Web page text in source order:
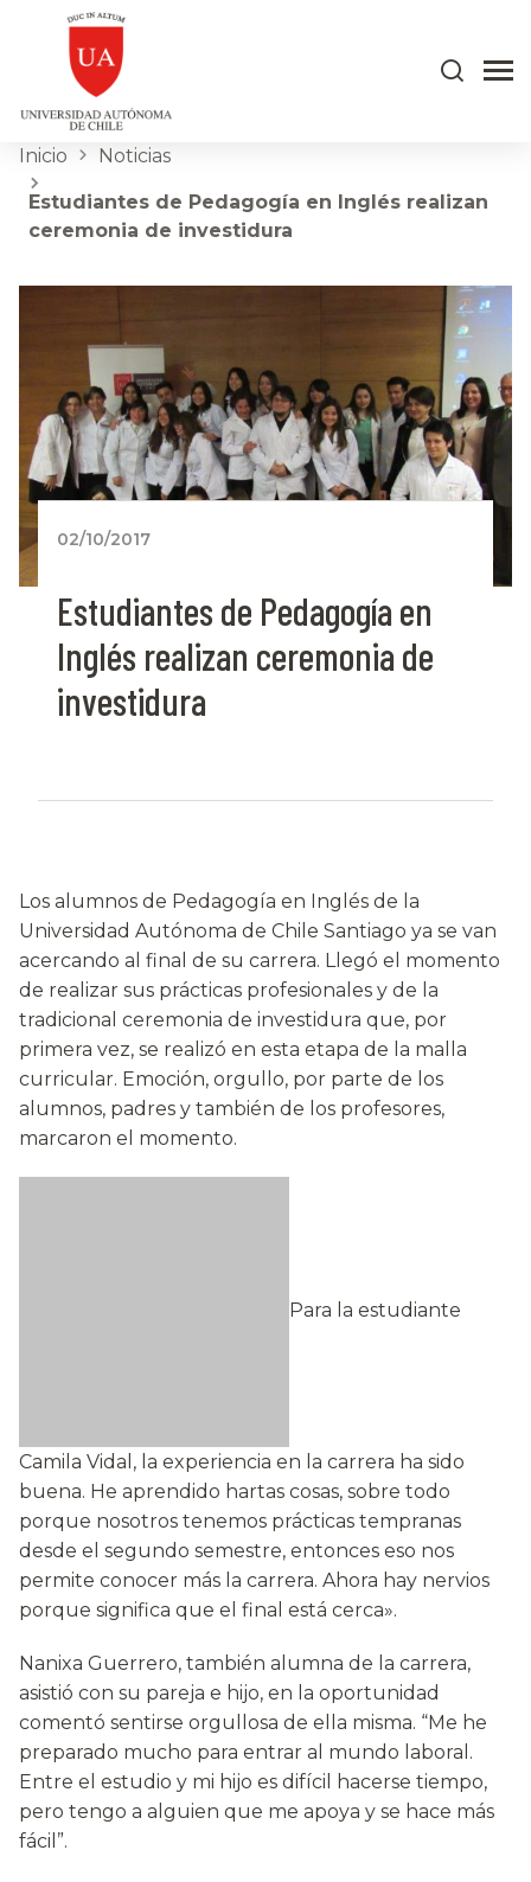
Inicio Noticias
Estudiantes de Pedagogía en Inglés realizan
ceremonia de investidura
02/10/2017
Estudiantes de Pedagogía en
Inglés realizan ceremonia de
investidura
Los alumnos de Pedagogía en Inglés de la
Universidad Autónoma de Chile Santiago ya se van
acercando al final de su carrera. Llegó el momento
de realizar sus prácticas profesionales y de la
tradicional ceremonia de investidura que, por
primera vez, se realizó en esta etapa de la malla
curricular. Emoción, orgullo, por parte de los
alumnos, padres y también de los profesores,
marcaron el momento.
Para la estudiante
Camila Vidal, la experiencia en la carrera ha sido
buena. He aprendido hartas cosas, sobre todo
porque nosotros tenemos prácticas tempranas
desde el segundo semestre, entonces eso nos
permite conocer más la carrera. Ahora hay nervios
porque significa que el final está cerca».
Nanixa Guerrero, también alumna de la carrera,
asistió con su pareja e hijo, en la oportunidad
comentó sentirse orgullosa de ella misma. “Me he
preparado mucho para entrar al mundo laboral.
Entre el estudio y mi hijo es difícil hacerse tiempo,
pero tengo a alguien que me apoya y se hace más
fácil”.